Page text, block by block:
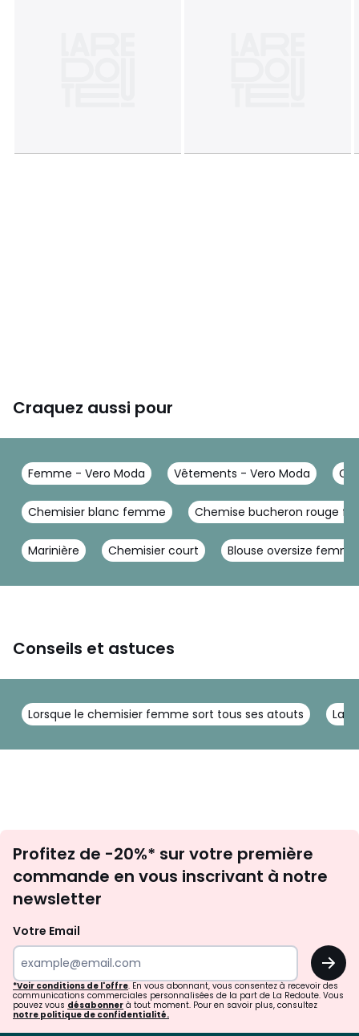
Craquez aussi pour
Femme - Vero Moda Vêtements - Vero Moda
Chemisier blanc femme Chemise bucheron rouge
Marinière Chemisier court Blouse oversize femme
Conseils et astuces
Lorsque le chemisier femme sort tous ses atouts La
newsletter
Profitez de -20%* sur votre première
commande en vous inscrivant à notre
newsletter
Votre Email
OK
*Voir conditions de l'offre. En vous abonnant, vous consentez à recevoir des
communications commerciales personnalisées de la part de La Redoute. Vous
pouvez vous désabonner à tout moment. Pour en savoir plus, consultez
notre politique de confidentialité.